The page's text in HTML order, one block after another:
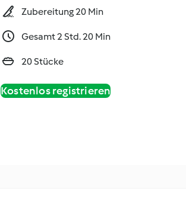
Zubereitung 20 Min
Gesamt 2 Std. 20 Min
20 Stücke
Kostenlos registrieren